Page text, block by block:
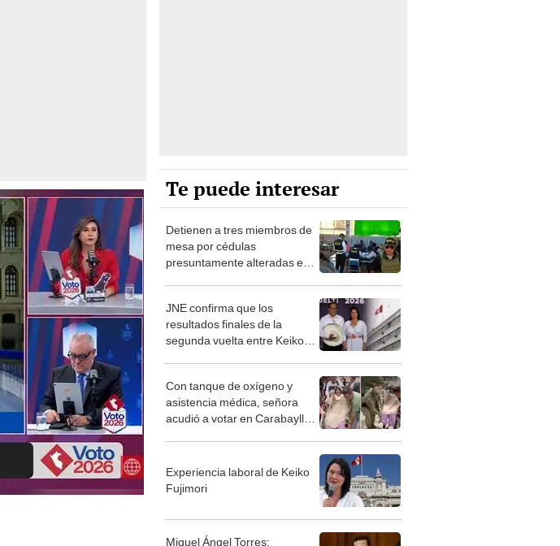
Te puede interesar
Detienen a tres miembros de
mesa por cédulas
presuntamente alteradas en
JNE confirma que los
resultados finales de la
segunda vuelta entre Keiko
Con tanque de oxígeno y
asistencia médica, señora
acudió a votar en Carabayllo
Experiencia laboral de Keiko
Fujimori
Miguel Ángel Torres: